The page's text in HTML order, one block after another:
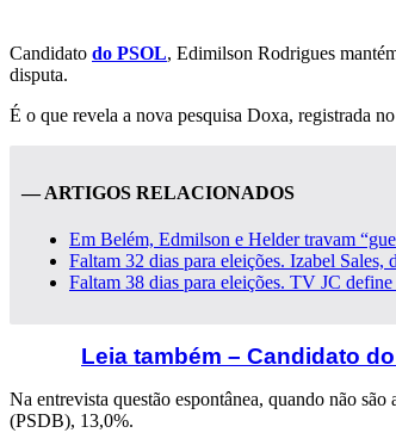
Candidato do PSOL, Edimilson Rodrigues
disputa.
É o que revela a nova pesquisa Doxa, registrada
— ARTIGOS RELACIONADOS
Em Belém, Edmilson e Helder travam
Faltam 32 dias para eleições. Izabel
Faltam 38 dias para eleições. TV JC
Leia também – Candidato
Na entrevista questão espontânea, quando não
(PSDB), 13,0%.